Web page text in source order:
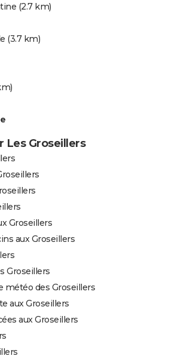
(2.7 km)
(3.7 km)
Les Groseillers
Groseillers
aux Groseillers
Groseillers
météo des Groseillers
aux Groseillers
aux Groseillers